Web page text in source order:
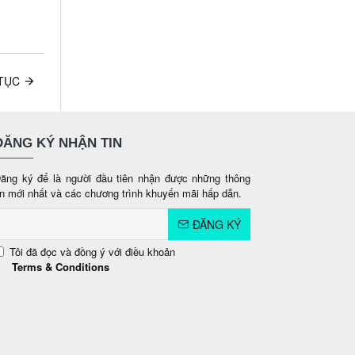
KÝ NHẬN TIN
ký để là người đầu tiên nhận được những thông
mới nhất và các chương trình khuyến mãi hấp dẫn.
ĐĂNG KÝ
Tôi đã đọc và đồng ý với điều khoản
Terms & Conditions